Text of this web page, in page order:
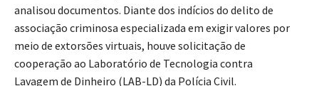
analisou documentos. Diante dos indícios do delito de
associação criminosa especializada em exigir valores por
meio de extorsões virtuais, houve solicitação de
cooperação ao Laboratório de Tecnologia contra
Lavagem de Dinheiro (LAB-LD) da Polícia Civil.